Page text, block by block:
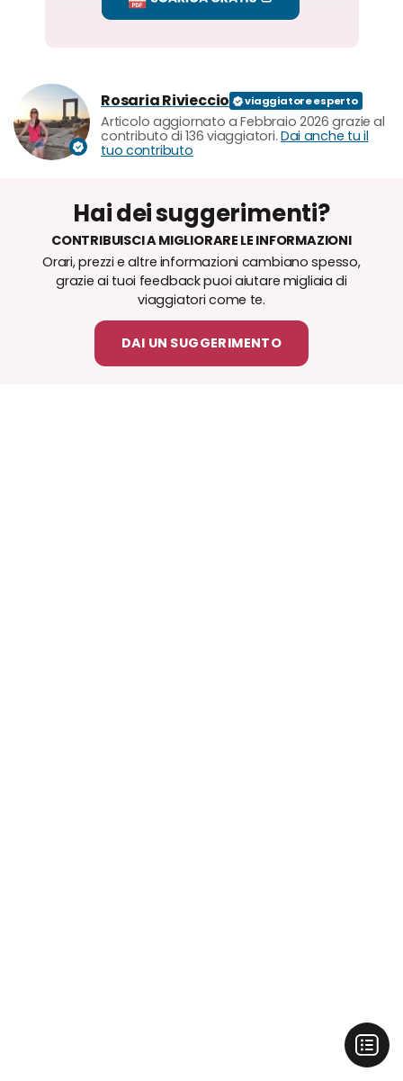
Rosaria Rivieccio
Articolo aggiornato a Febbraio 2026 grazie al
contributo di 136 viaggiatori. Dai anche tu il
tuo contributo
Hai dei suggerimenti?
CONTRIBUISCI A MIGLIORARE LE INFORMAZIONI
Orari, prezzi e altre informazioni cambiano spesso,
grazie ai tuoi feedback puoi aiutare migliaia di
viaggiatori come te.
DAI UN SUGGERIMENTO